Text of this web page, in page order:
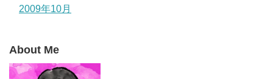
2009年10月
About Me